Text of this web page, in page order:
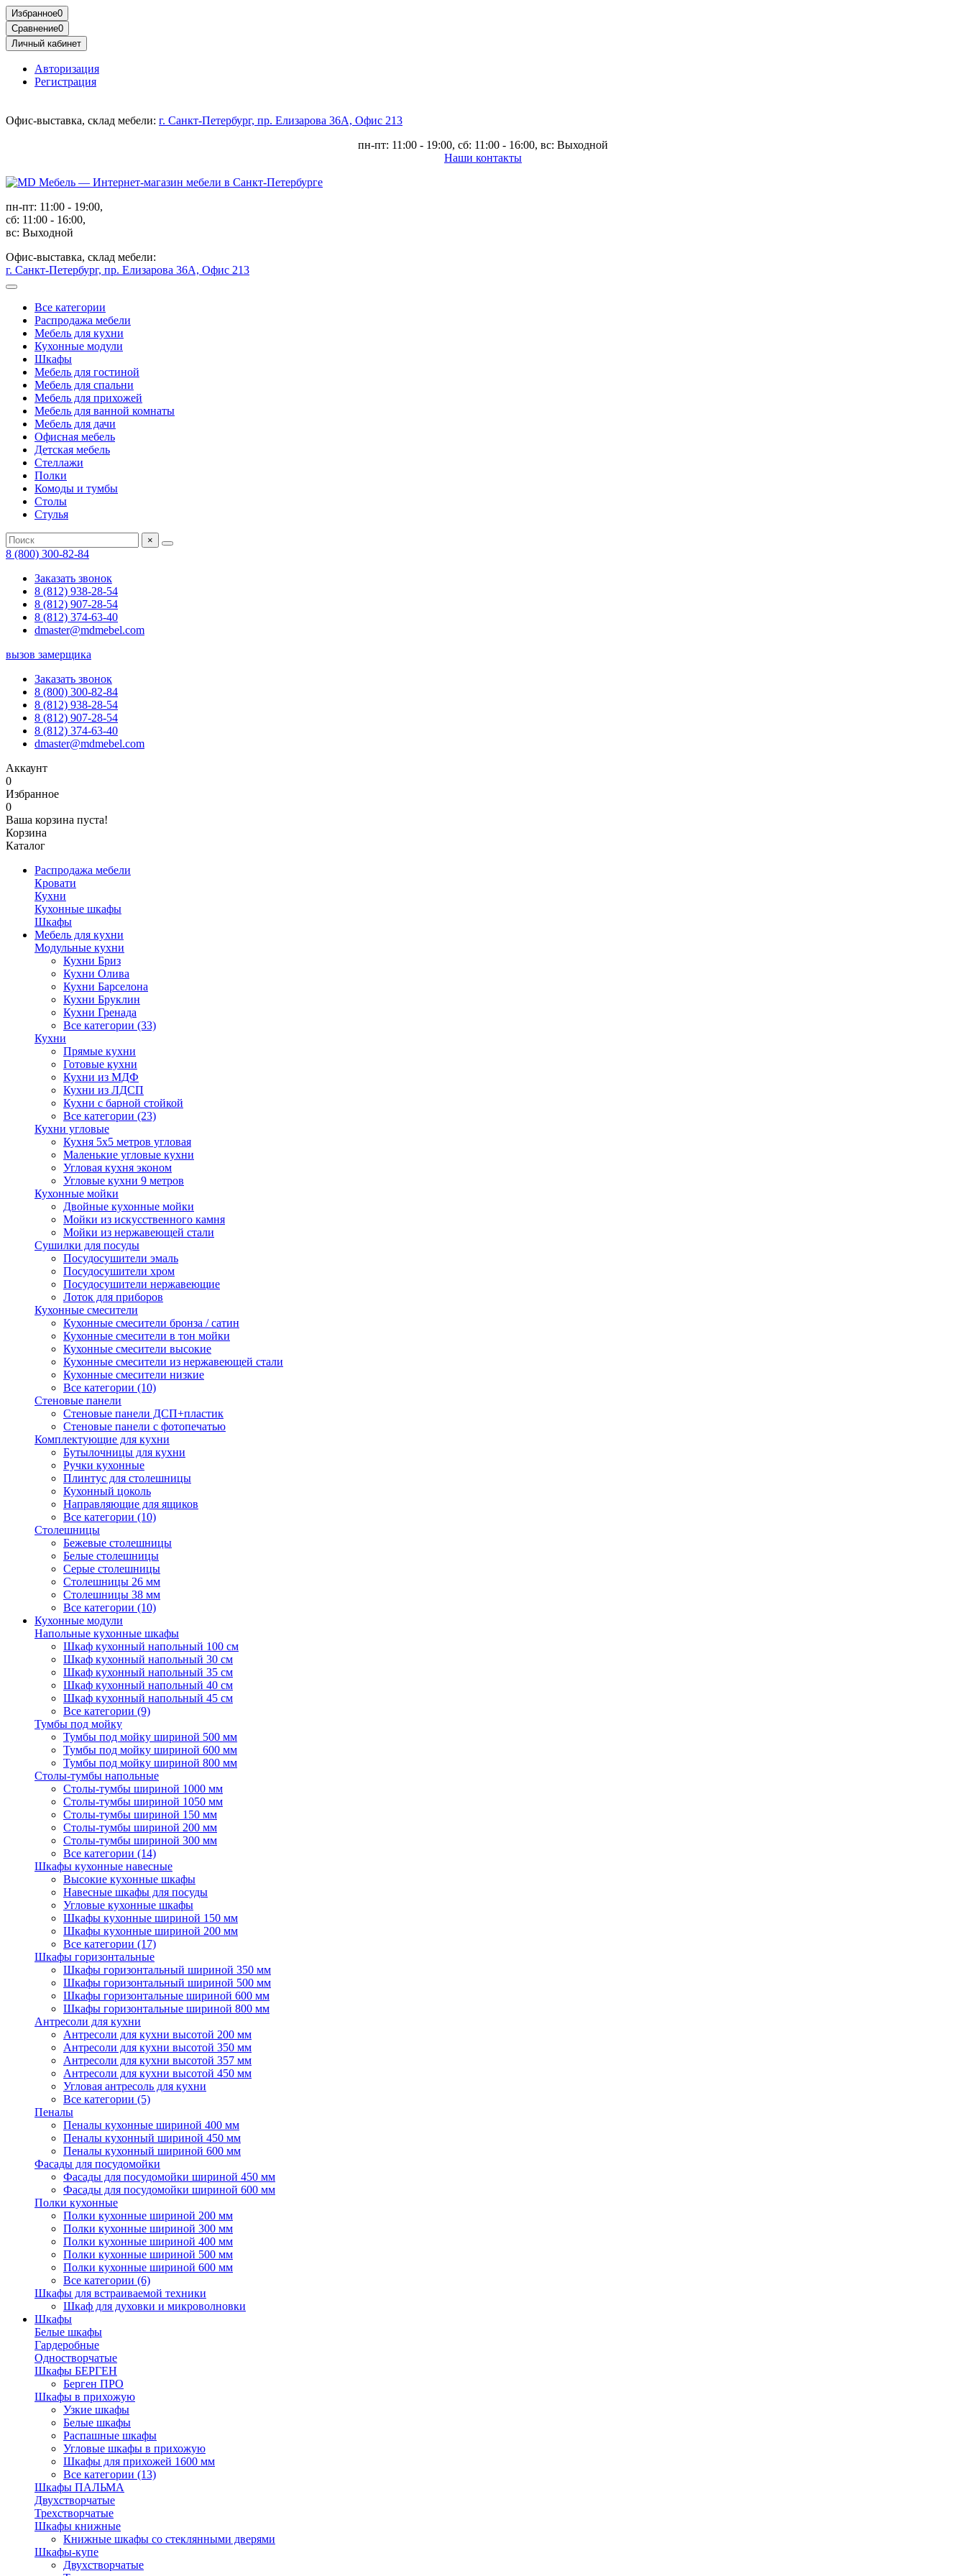
Избранное0
Сравнение0
Личный кабинет
Авторизация
Регистрация
Офис-выставка, склад мебели: г. Санкт-Петербург, пр. Елизарова 36А, Офис 213
пн-пт: 11:00 - 19:00, сб: 11:00 - 16:00, вс: Выходной
Наши контакты
пн-пт: 11:00 - 19:00,
сб: 11:00 - 16:00,
вс: Выходной
Офис-выставка, склад мебели:
г. Санкт-Петербург, пр. Елизарова 36А, Офис 213
Все категории
Распродажа мебели
Мебель для кухни
Кухонные модули
Шкафы
Мебель для гостиной
Мебель для спальни
Мебель для прихожей
Мебель для ванной комнаты
Мебель для дачи
Офисная мебель
Детская мебель
Стеллажи
Полки
Комоды и тумбы
Столы
Стулья
×
8 (800) 300-82-84
Заказать звонок
8 (812) 938-28-54
8 (812) 907-28-54
8 (812) 374-63-40
dmaster@mdmebel.com
вызов замерщика
Заказать звонок
8 (800) 300-82-84
8 (812) 938-28-54
8 (812) 907-28-54
8 (812) 374-63-40
dmaster@mdmebel.com
Аккаунт
0
Избранное
0
Ваша корзина пуста!
Корзина
Каталог
Распродажа мебели
Кровати
Кухни
Кухонные шкафы
Шкафы
Мебель для кухни
Модульные кухни
Кухни Бриз
Кухни Олива
Кухни Барселона
Кухни Бруклин
Кухни Гренада
Все категории (33)
Кухни
Прямые кухни
Готовые кухни
Кухни из МДФ
Кухни из ЛДСП
Кухни с барной стойкой
Все категории (23)
Кухни угловые
Кухня 5х5 метров угловая
Маленькие угловые кухни
Угловая кухня эконом
Угловые кухни 9 метров
Кухонные мойки
Двойные кухонные мойки
Мойки из искусственного камня
Мойки из нержавеющей стали
Сушилки для посуды
Посудосушители эмаль
Посудосушители хром
Посудосушители нержавеющие
Лоток для приборов
Кухонные смесители
Кухонные смесители бронза / сатин
Кухонные смесители в тон мойки
Кухонные смесители высокие
Кухонные смесители из нержавеющей стали
Кухонные смесители низкие
Все категории (10)
Стеновые панели
Стеновые панели ДСП+пластик
Стеновые панели с фотопечатью
Комплектующие для кухни
Бутылочницы для кухни
Ручки кухонные
Плинтус для столешницы
Кухонный цоколь
Направляющие для ящиков
Все категории (10)
Столешницы
Бежевые столешницы
Белые столешницы
Серые столешницы
Столешницы 26 мм
Столешницы 38 мм
Все категории (10)
Кухонные модули
Напольные кухонные шкафы
Шкаф кухонный напольный 100 см
Шкаф кухонный напольный 30 см
Шкаф кухонный напольный 35 см
Шкаф кухонный напольный 40 см
Шкаф кухонный напольный 45 см
Все категории (9)
Тумбы под мойку
Тумбы под мойку шириной 500 мм
Тумбы под мойку шириной 600 мм
Тумбы под мойку шириной 800 мм
Столы-тумбы напольные
Столы-тумбы шириной 1000 мм
Столы-тумбы шириной 1050 мм
Столы-тумбы шириной 150 мм
Столы-тумбы шириной 200 мм
Столы-тумбы шириной 300 мм
Все категории (14)
Шкафы кухонные навесные
Высокие кухонные шкафы
Навесные шкафы для посуды
Угловые кухонные шкафы
Шкафы кухонные шириной 150 мм
Шкафы кухонные шириной 200 мм
Все категории (17)
Шкафы горизонтальные
Шкафы горизонтальный шириной 350 мм
Шкафы горизонтальный шириной 500 мм
Шкафы горизонтальные шириной 600 мм
Шкафы горизонтальные шириной 800 мм
Антресоли для кухни
Антресоли для кухни высотой 200 мм
Антресоли для кухни высотой 350 мм
Антресоли для кухни высотой 357 мм
Антресоли для кухни высотой 450 мм
Угловая антресоль для кухни
Все категории (5)
Пеналы
Пеналы кухонные шириной 400 мм
Пеналы кухонный шириной 450 мм
Пеналы кухонный шириной 600 мм
Фасады для посудомойки
Фасады для посудомойки шириной 450 мм
Фасады для посудомойки шириной 600 мм
Полки кухонные
Полки кухонные шириной 200 мм
Полки кухонные шириной 300 мм
Полки кухонные шириной 400 мм
Полки кухонные шириной 500 мм
Полки кухонные шириной 600 мм
Все категории (6)
Шкафы для встраиваемой техники
Шкаф для духовки и микроволновки
Шкафы
Белые шкафы
Гардеробные
Одностворчатые
Шкафы БЕРГЕН
Берген ПРО
Шкафы в прихожую
Узкие шкафы
Белые шкафы
Распашные шкафы
Угловые шкафы в прихожую
Шкафы для прихожей 1600 мм
Все категории (13)
Шкафы ПАЛЬМА
Двухстворчатые
Трехстворчатые
Шкафы книжные
Книжные шкафы со стеклянными дверями
Шкафы-купе
Двухстворчатые